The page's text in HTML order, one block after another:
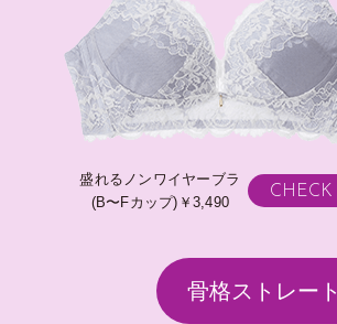
盛れるノンワイヤーブラ
(B〜Fカップ)￥3,490
CHECK
骨格ストレー